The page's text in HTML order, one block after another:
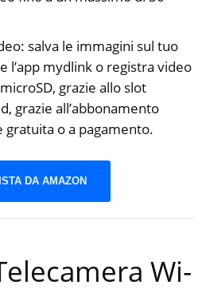
salva le immagini sul tuo
l’app mydlink o registra video
grazie allo slot
grazie all’abbonamento
o a pagamento.
DA AMAZON
Wi-